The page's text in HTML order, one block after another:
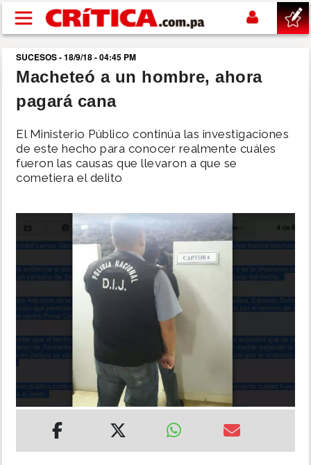
Pasar al contenido principal
buscar
SUCESOS
NACIONAL
POLÍTICA
MUNDO
INSÓLITAS
SUCESOS - 18/9/18 - 04:45 PM
Macheteó a un hombre, ahora
pagará cana
El Ministerio Público continúa las investigaciones
de este hecho para conocer realmente cuáles
fueron las causas que llevaron a que se
cometiera el delito